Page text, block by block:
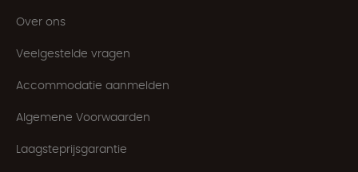
Over ons
Veelgestelde vragen
Accommodatie aanmelden
Algemene Voorwaarden
Laagsteprijsgarantie